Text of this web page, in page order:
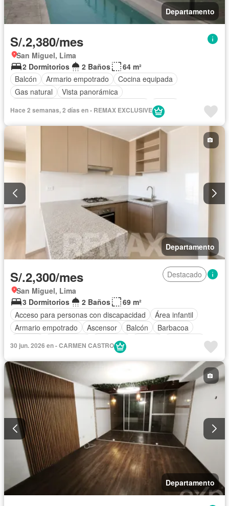
Departamento
S/.2,380/mes
San Miguel, Lima
2 Dormitorios
2 Baños
64 m²
Balcón
Armario empotrado
Cocina equipada
Gas natural
Vista panorámica
Jardín
Seguridad
Caseta de vigilancia
Permite mascotas
Permite niños
Completamente amoblado
Hace 2 semanas, 2 días en - REMAX EXCLUSIVE
Departamento
S/.2,300/mes
Destacado
San Miguel, Lima
3 Dormitorios
2 Baños
69 m²
Acceso para personas con discapacidad
Área infantil
Armario empotrado
Ascensor Balcón
Barbacoa
Gimnasio
Permite mascotas
Sin amoblar
30 jun. 2026 en - CARMEN CASTRO
Departamento